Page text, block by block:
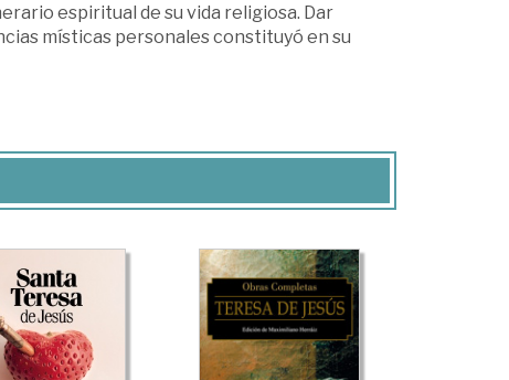
espiritual de su vida religiosa. Dar
místicas personales constituyó en su